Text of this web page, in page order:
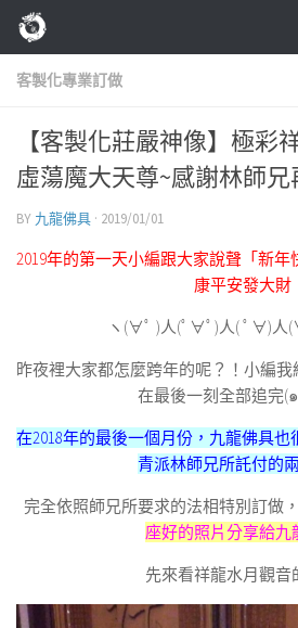
Skip to content
客製化專業訂做
【客製化莊嚴神像】極彩
虛蕩魔大天尊~感謝林師
BY 九龍佛具 · 2019/01/01
2019年的第一天小編跟大家說聲「新
康平安發大財
ヽ(∀ﾟ )人(ﾟ∀ﾟ)人( ﾟ∀)人
昨夜裡大家都怎麼跨年的呢？！小編我
在最後一刻全部追完
在2018年的最後一個月份，九龍佛具
青派林師兄所託付的
完全依照師兄所要求的法相特別訂做，
座好的照片分享給九
先來看祥龍水月觀音